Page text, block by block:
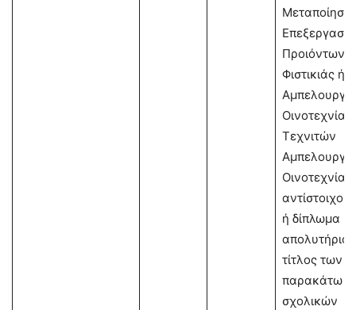
Προιόντων
Φιστικιάς ή
Οινοτεχνίας
Τεχνιτών
Οινοτεχνίας
αντίστοιχο
ή δίπλωμα ή
απολυτήριος
τίτλος των
παρακάτω
σχολικών